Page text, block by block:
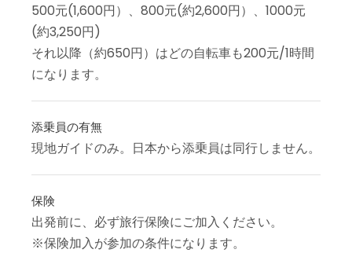
500元(1,600円）、800元(約2,600円）、1000元
(約3,250円)
それ以降（約650円）はどの自転車も200元/1時間
になります。
添乗員の有無
現地ガイドのみ。日本から添乗員は同行しません。
保険
出発前に、必ず旅行保険にご加入ください。
※保険加入が参加の条件になります。